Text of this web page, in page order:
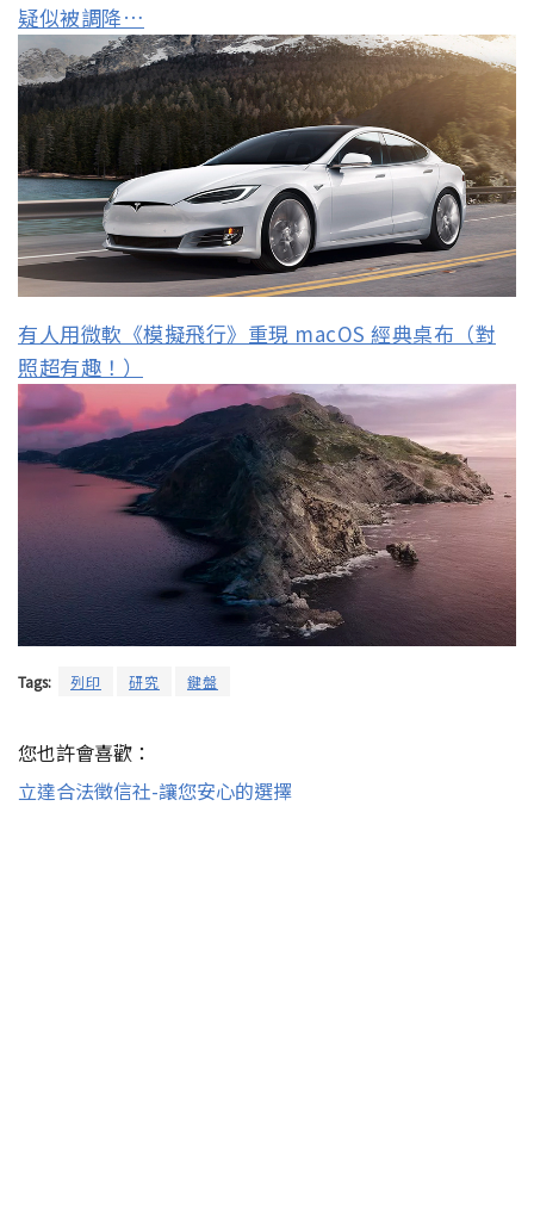
疑似被調降…
有人用微軟《模擬飛行》重現 macOS 經典桌布（對
照超有趣！）
Tags: 列印 研究 鍵盤
您也許會喜歡：
立達合法徵信社-讓您安心的選擇